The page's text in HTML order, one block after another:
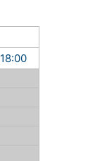
18:00